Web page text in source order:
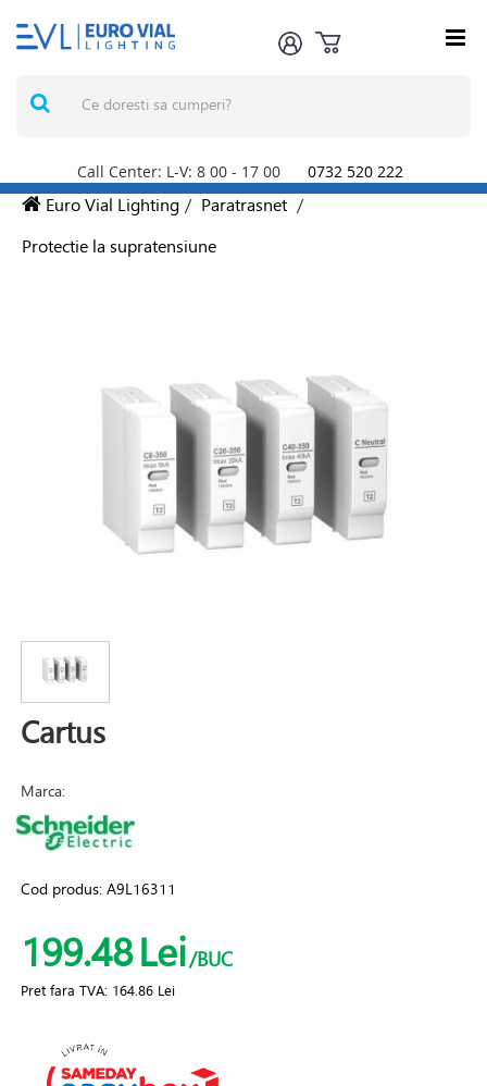
Call Center: L-V: 8 00 - 17 00 0732 520 222
Euro Vial Lighting / Paratrasnet /
Protectie la supratensiune
Cartus
Marca:
Cod produs:A9L16311
199.48Lei/BUC
Pret fara TVA: 164.86 Lei